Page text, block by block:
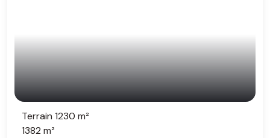
Terrain 1230 m²
1382 m²